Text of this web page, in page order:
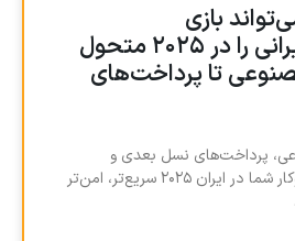
بازی
کسب‌وکارهای ایرانی را در ۲۰۲۵ متحول
تا پرداخت‌های
پرداخت‌های نسل بعدی و
راهکارهای مالی، کسب‌وکار شما در ایران ۲۰۲۵ سریع‌تر، امن‌تر